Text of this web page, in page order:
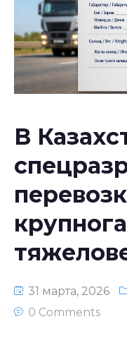
Национальное
республики
В
31 марта, 2026
0 Comments